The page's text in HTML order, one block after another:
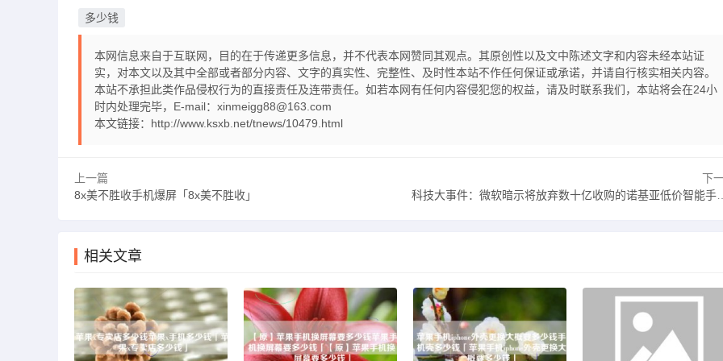
多少钱
本网信息来自于互联网，目的在于传递更多信息，并不代表本网赞同其观点。其原创性以及文中陈述文字和内容未经本站证
实，对本文以及其中全部或者部分内容、文字的真实性、完整性、及时性本站不作任何保证或承诺，并请自行核实相关内容。
本站不承担此类作品侵权行为的直接责任及连带责任。如若本网有任何内容侵犯您的权益，请及时联系我们，本站将会在24小
时内处理完毕，E-mail：xinmeigg88@163.com
本文链接： http://www.ksxb.net/tnews/10479.html
上一篇
8x美不胜收手机爆屏「8x美不胜收」
下
科技大事件：微软暗示将放弃数十亿收购的诺基亚低价智能手机「科技大事件：微软暗示将放弃数十亿收购的诺基亚」
相关文章